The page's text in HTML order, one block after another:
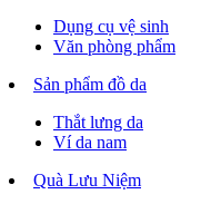
Dụng cụ vệ sinh
Văn phòng phẩm
Sản phẩm đồ da
Thắt lưng da
Ví da nam
Quà Lưu Niệm